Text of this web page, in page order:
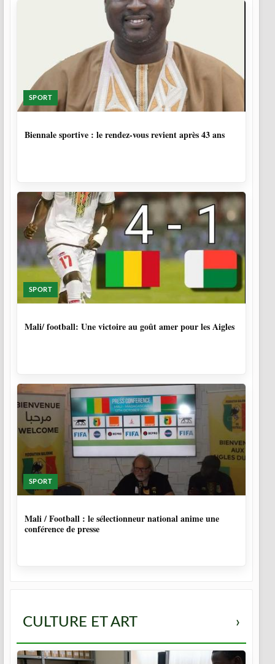
SPORT
Biennale sportive : le rendez-vous revient après 43 ans
SPORT
Mali/ football: Une victoire au goût amer pour les Aigles
SPORT
Mali / Football : le sélectionneur national anime une
conférence de presse
CULTURE ET ART ›